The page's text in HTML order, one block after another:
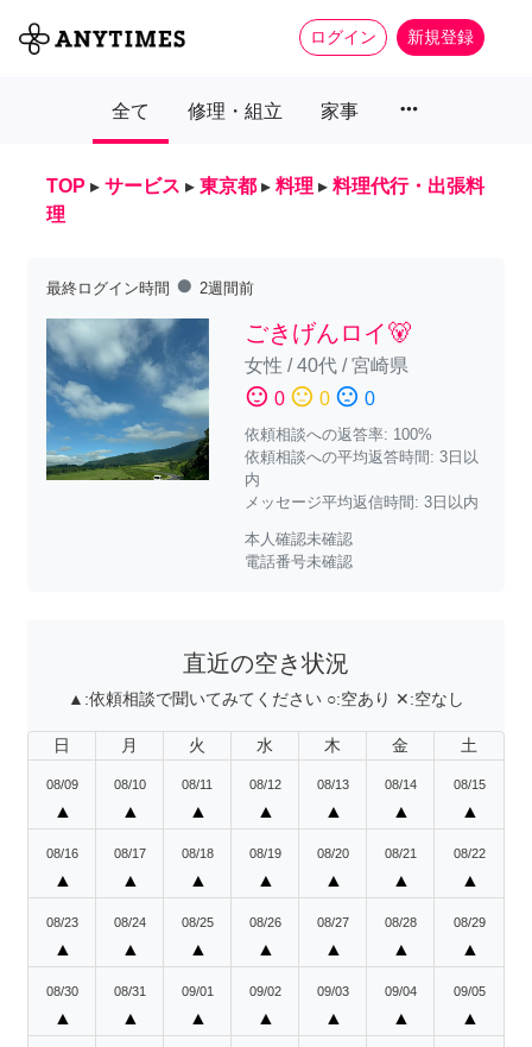
ログイン 新規登録
全て 修理・組立 家事 more_horiz
TOP ▸ サービス ▸ 東京都 ▸ 料理 ▸ 料理代行・出張料
理
最終ログイン時間 fiber_manual_record 2週間前
ごきげんロイ🐻
女性 /40代/宮崎県
sentiment_satisfied 0 sentiment_neutral 0 sentiment_dissatisfied 0
依頼相談への返答率: 100%
依頼相談への平均返答時間: 3日以
内
メッセージ平均返信時間: 3日以内
本人確認未確認
電話番号未確認
直近の空き状況
▲:依頼相談で聞いてみてください ○:空あり ✕:空なし
日 月 火 水 木 金 土
08/09
▲
08/10
▲
08/11
▲
08/12
▲
08/13
▲
08/14
▲
08/15
▲
08/16
▲
08/17
▲
08/18
▲
08/19
▲
08/20
▲
08/21
▲
08/22
▲
08/23
▲
08/24
▲
08/25
▲
08/26
▲
08/27
▲
08/28
▲
08/29
▲
08/30
▲
08/31
▲
09/01
▲
09/02
▲
09/03
▲
09/04
▲
09/05
▲